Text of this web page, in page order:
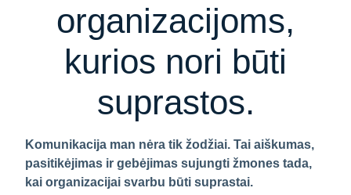
organizacijoms,
kurios nori būti
suprastos.
Komunikacija man nėra tik žodžiai. Tai aiškumas,
pasitikėjimas ir gebėjimas sujungti žmones tada,
kai organizacijai svarbu būti suprastai.